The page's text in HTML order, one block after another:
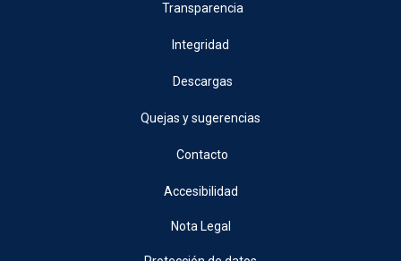
Transparencia
Integridad
Descargas
Quejas y sugerencias
Contacto
Accesibilidad
Nota Legal